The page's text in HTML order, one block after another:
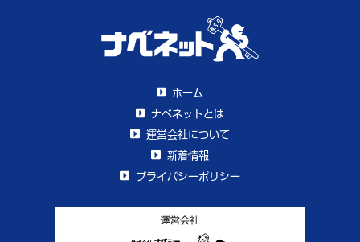
ホーム
ナベネットとは
運営会社について
新着情報
プライバシーポリシー